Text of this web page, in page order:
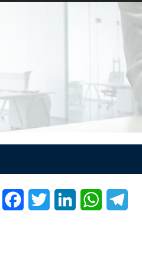
FacebookTwitter LinkedInWhatsApp